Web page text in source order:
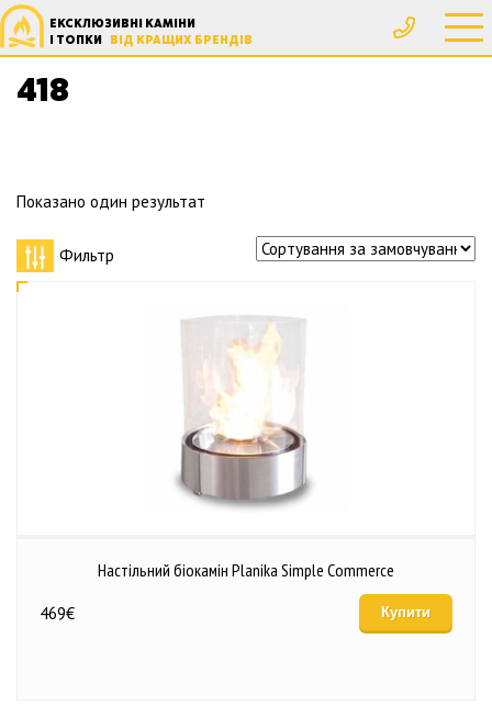
ЕКСКЛЮЗИВНІ КАМІНИ
І ТОПКИ ВІД КРАЩИХ БРЕНДІВ
418
Головна Товар Высота, мм
Показано один результат
Фильтр
Настільний біокамін Planika Simple Commerce
469€ Купити